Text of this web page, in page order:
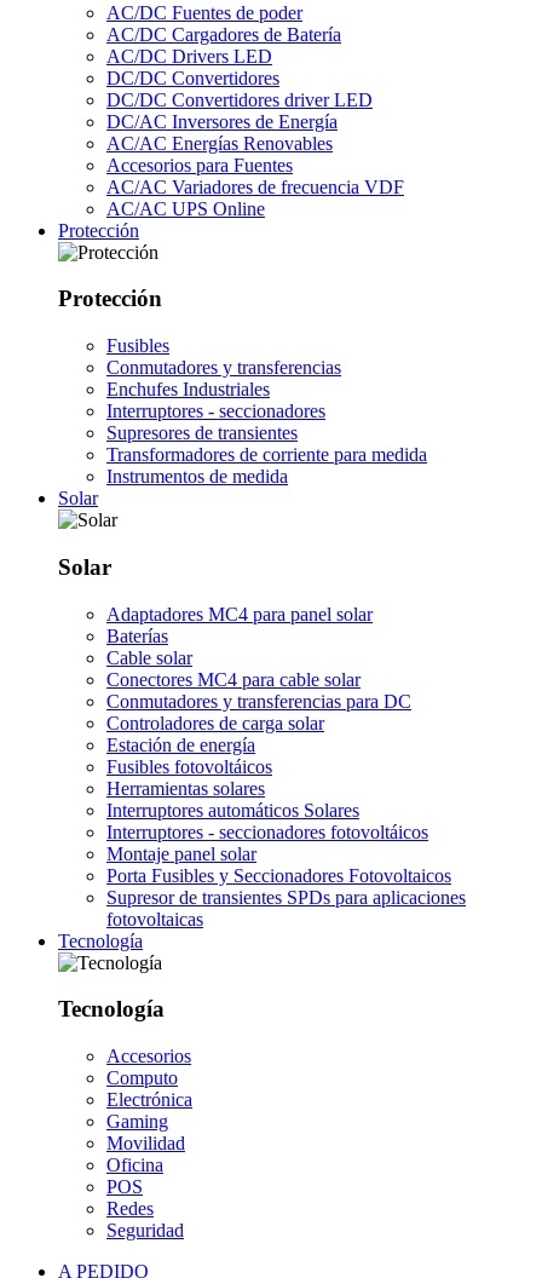
AC/DC Fuentes de poder
AC/DC Cargadores de Batería
AC/DC Drivers LED
DC/DC Convertidores
DC/DC Convertidores driver LED
DC/AC Inversores de Energía
AC/AC Energías Renovables
Accesorios para Fuentes
AC/AC Variadores de frecuencia VDF
AC/AC UPS Online
Protección
Protección
Fusibles
Conmutadores y transferencias
Enchufes Industriales
Interruptores - seccionadores
Supresores de transientes
Transformadores de corriente para medida
Instrumentos de medida
Solar
Solar
Adaptadores MC4 para panel solar
Baterías
Cable solar
Conectores MC4 para cable solar
Conmutadores y transferencias para DC
Controladores de carga solar
Estación de energía
Fusibles fotovoltáicos
Herramientas solares
Interruptores automáticos Solares
Interruptores - seccionadores fotovoltáicos
Montaje panel solar
Porta Fusibles y Seccionadores Fotovoltaicos
Supresor de transientes SPDs para aplicaciones
fotovoltaicas
Tecnología
Tecnología
Accesorios
Computo
Electrónica
Gaming
Movilidad
Oficina
POS
Redes
Seguridad
A PEDIDO